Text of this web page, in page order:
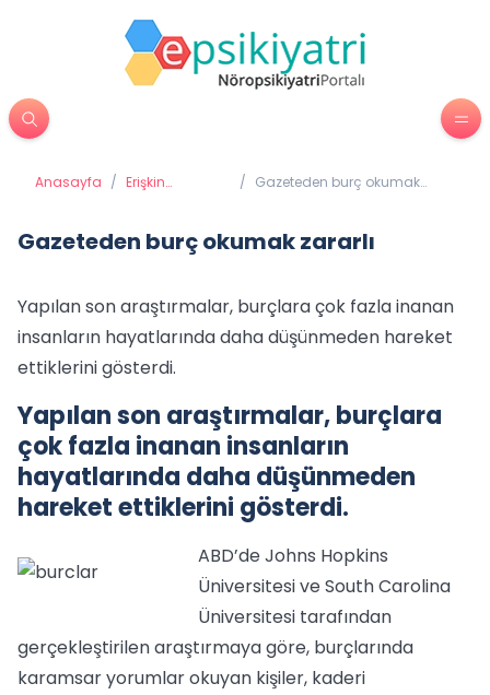
Anasayfa / Erişkin
/ Gazeteden burç okumak
Gazeteden burç okumak zararlı
Yapılan son araştırmalar, burçlara çok fazla inanan
insanların hayatlarında daha düşünmeden hareket
ettiklerini gösterdi.
Yapılan son araştırmalar, burçlara
çok fazla inanan insanların
hayatlarında daha düşünmeden
hareket ettiklerini gösterdi.
ABD’de Johns Hopkins
Üniversitesi ve South Carolina
Üniversitesi tarafından
gerçekleştirilen araştırmaya göre, burçlarında
karamsar yorumlar okuyan kişiler, kaderi